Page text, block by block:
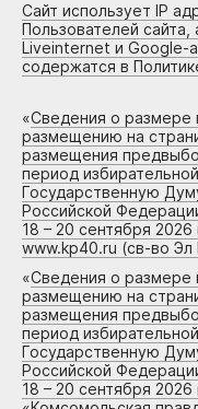
Сайт использует IP
Пользователей сайта,
Liveinternet и Google-
содержатся в
«Сведения о размере
размещению на
размещения
период
Государственную
Российской
18 – 20 сентября
www.kp40.ru (св-во
«Сведения о размере
размещению на
размещения
период
Государственную
Российской
18 – 20 сентября